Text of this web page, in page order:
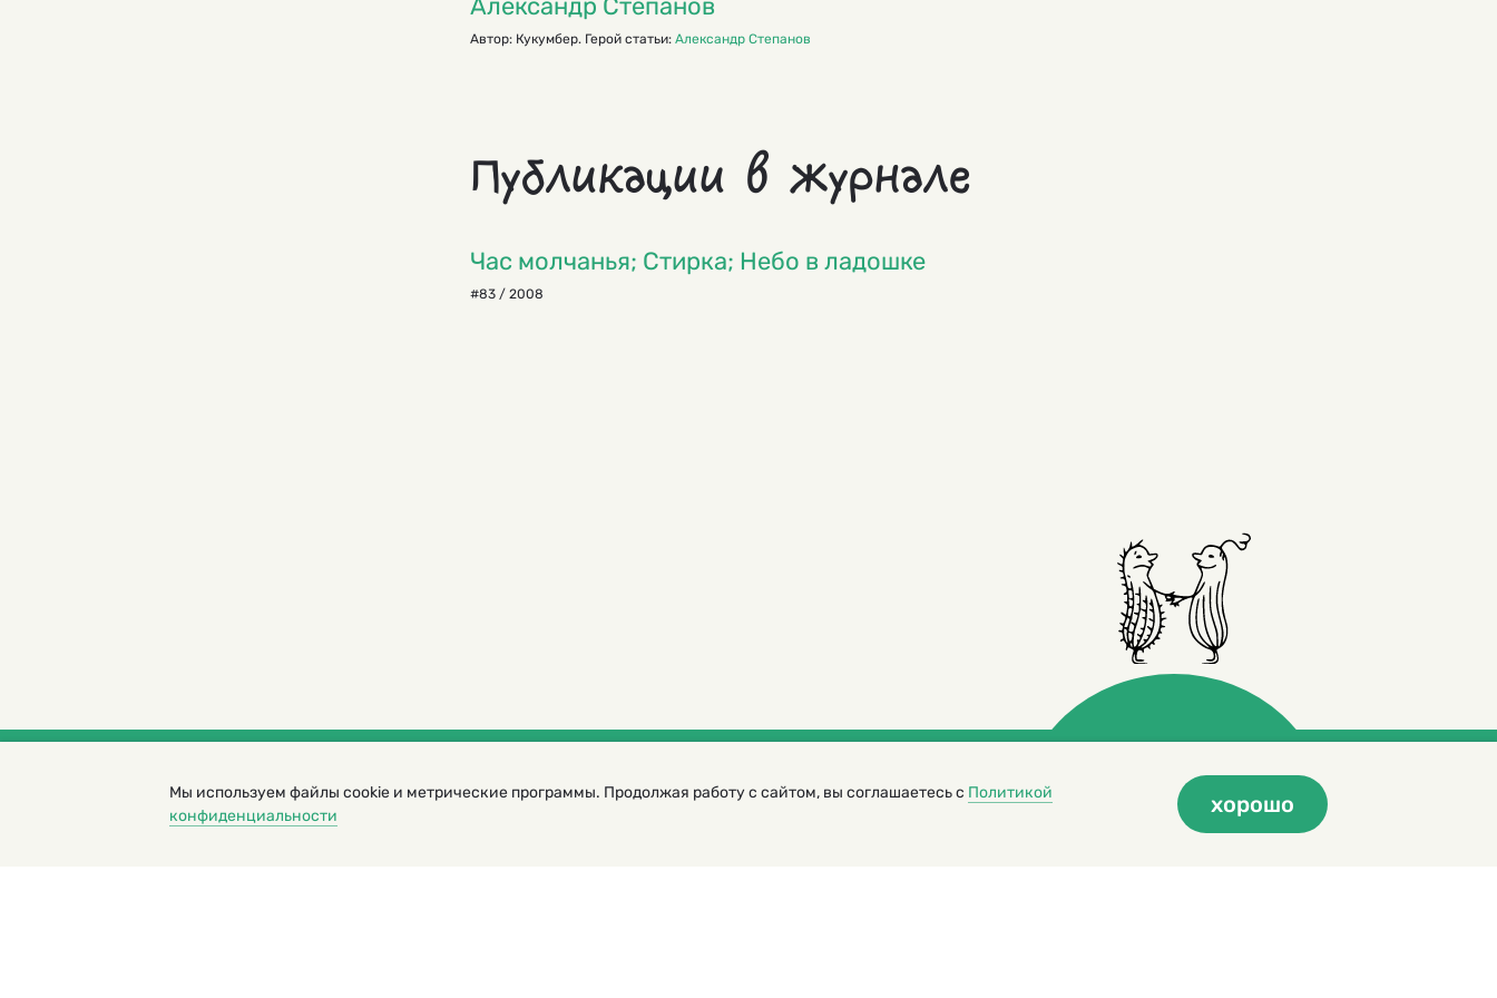
Александр Степанов
Автор: Кукумбер. Герой статьи: Александр Степанов
Публикации в журнале
Час молчанья; Стирка; Небо в ладошке
#83 / 2008
© 2000 – 2026. Кукумбер. Литературный иллюстрированный журнал для детей
Копирование материалов возможно только с разрешения редакторов сайта
Мы используем файлы cookie и метрические программы. Продолжая работу с сайтом, вы соглашаетесь с Политикой
конфиденциальности
хорошо